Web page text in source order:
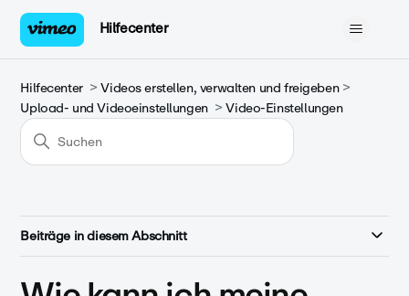
Hilfecenter
Hilfecenter
Videos erstellen, verwalten und freigeben
Upload- und Videoeinstellungen
Video-Einstellungen
Beiträge in diesem Abschnitt